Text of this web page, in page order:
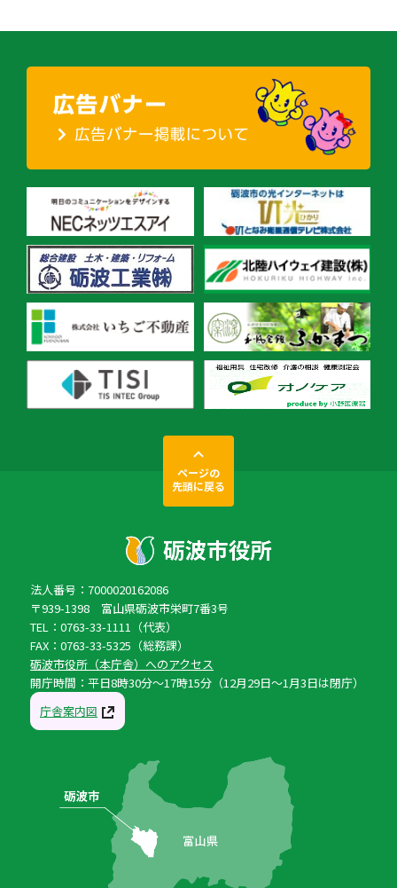
ページの
先頭に戻る
法人番号：7000020162086
〒939-1398 富山県砺波市栄町7番3号
TEL：0763-33-1111（代表）
FAX：0763-33-5325（総務課）
砺波市役所（本庁舎）へのアクセス
開庁時間：平日8時30分〜17時15分（12月29日〜1月3日は閉庁）
庁舎案内図